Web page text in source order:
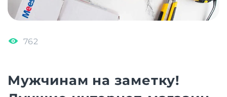
762
Мужчинам на заметку!